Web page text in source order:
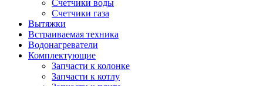
Счетчики воды
Счетчики газа
Вытяжки
Встраиваемая техника
Водонагреватели
Комплектующие
Запчасти к колонке
Запчасти к котлу